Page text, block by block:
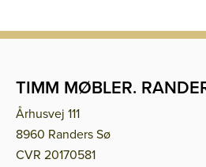
TIMM MØBLER.
Århusvej 111
8960 Randers Sø
CVR 20170581